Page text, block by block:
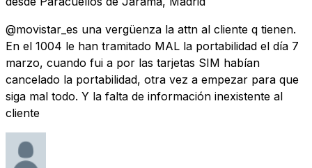
@movistar_es una vergüenza la attn al cliente q tienen.
En el 1004 le han tramitado MAL la portabilidad el día 7
marzo, cuando fui a por las tarjetas SIM habían
cancelado la portabilidad, otra vez a empezar para que
siga mal todo. Y la falta de información inexistente al
cliente